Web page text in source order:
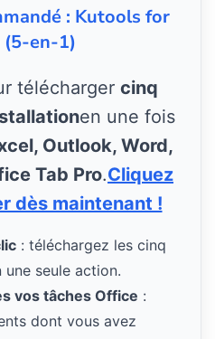
: Kutools for
(5-en-1)
télécharger cinq
en une fois
Outlook, Word,
Tab Pro.Cliquez
dès maintenant !
: téléchargez les cinq
une seule action.
vos tâches Office :
dont vous avez